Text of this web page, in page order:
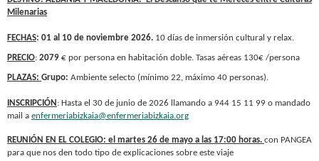
Milenarias
FECHAS: 01 al 10 de noviembre 2026. 10 días de inmersión cultural y relax.
PRECIO: 2079 € por persona en habitación doble. Tasas aéreas 130€ /persona
PLAZAS: Grupo: Ambiente selecto (mínimo 22, máximo 40 personas).
INSCRIPCIÓN : Hasta el 30 de junio de 2026 llamando a 944 15 11 99 o mandado
mail a enfermeriabizkaia@enfermeriabizkaia.org
REUNIÓN EN EL COLEGIO: el martes 26 de mayo a las 17:00 horas. con PANGEA
para que nos den todo tipo de explicaciones sobre este viaje